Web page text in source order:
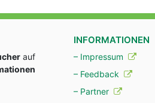
auf
INFORMATIONEN
– Impressum
– Feedback
– Partner